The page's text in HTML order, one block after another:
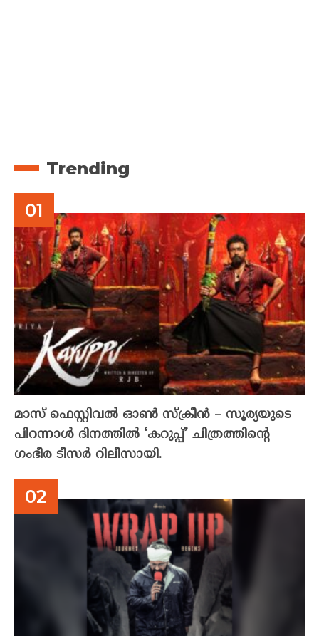
Trending
മാസ് ഫെസ്റ്റിവൽ ഓൺ സ്‌ക്രീൻ – സൂര്യയുടെ
പിറന്നാൾ ദിനത്തിൽ ‘കറുപ്പ്’ ചിത്രത്തിന്റെ
ഗംഭീര ടീസർ റിലീസായി.